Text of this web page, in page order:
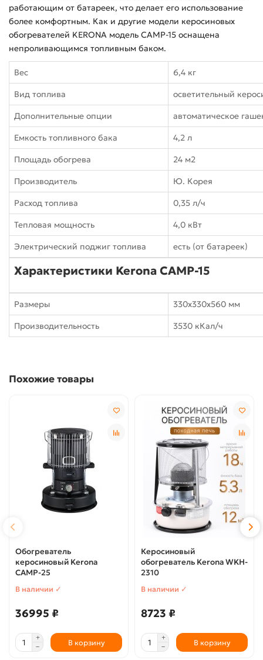
работающим от батареек, что делает его использование
более комфортным. Как и другие модели керосиновых
обогревателей KERONA модель CAMP-15 оснащена
непроливающимся топливным баком.
Вес 6,4 кг
Вид топлива осветительный
Дополнительные опции автоматическое
Емкость топливного бака 4,2 л
Площадь обогрева 24 м2
Производитель Ю. Корея
Расход топлива 0,35 л/ч
Тепловая мощность 4,0 кВт
Электрический поджиг топлива есть (от батареек)
Характеристики Kerona CAMP-15
Размеры 330х330х560 мм
Производительность 3530 кКал/ч
Похожие товары
Обогреватель
керосиновый Kerona
CAMP-25
В наличии ✓
36995 ₽
В корзину
Керосиновый
обогреватель Kerona WKH-
2310
В наличии ✓
8723 ₽
В корзину